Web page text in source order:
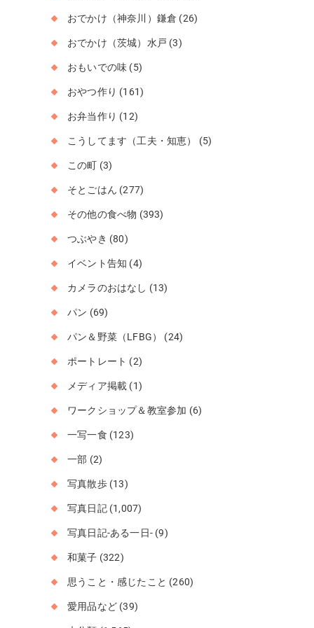
おでかけ（神奈川）鎌倉 (26)
おでかけ（茨城）水戸 (3)
おもいでの味 (5)
おやつ作り (161)
お弁当作り (12)
こうしてます（工夫・知恵） (5)
この町 (3)
そとごはん (277)
その他の食べ物 (393)
つぶやき (80)
イベント告知 (4)
カメラのおはなし (13)
パン (69)
パン＆野菜（LFBG） (24)
ポートレート (2)
メディア掲載 (1)
ワークショップ＆教室参加 (6)
一写一食 (123)
一部 (2)
写真散歩(13)
写真日記(1,007)
写真日記-ある一日- (9)
和菓子 (322)
思うこと・感じたこと (260)
愛用品など (39)